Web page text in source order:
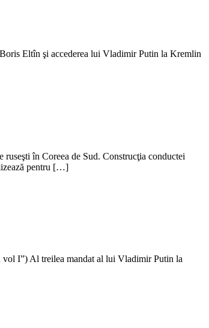
Eltîn şi accederea lui Vladimir Putin la Kremlin
în Coreea de Sud. Construcţia conductei
pentru […]
vol I”) Al treilea mandat al lui Vladimir Putin la